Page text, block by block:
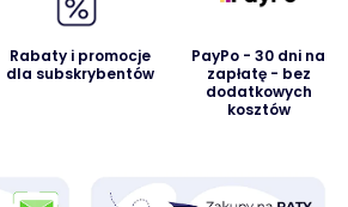
Rabaty i promocje
dla subskrybentów
PayPo - 30 dni na
zapłatę - bez
dodatkowych
kosztów